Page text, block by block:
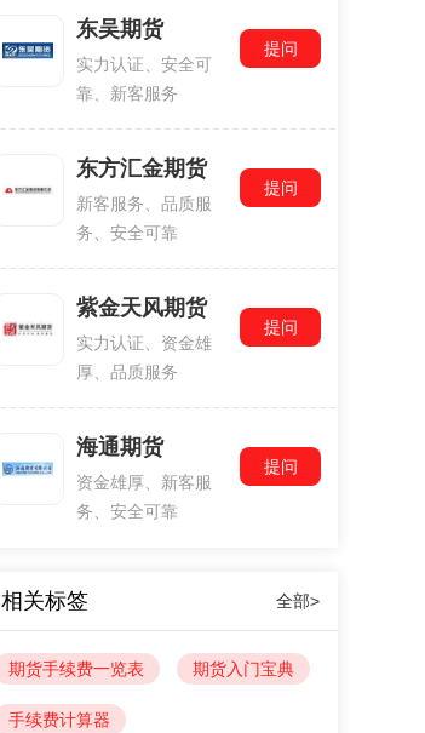
东吴期货
实力认证、安全可
靠、新客服务
提问
东方汇金期货
新客服务、品质服
务、安全可靠
提问
紫金天风期货
实力认证、资金雄
厚、品质服务
提问
海通期货
资金雄厚、新客服
务、安全可靠
提问
相关标签 全部>
期货手续费一览表 期货入门宝典
手续费计算器